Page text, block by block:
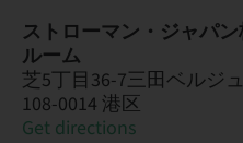
ストローマン・ジャパ
ルーム
芝5丁目36-7三田ベルジ
108-0014 港区
Get directions